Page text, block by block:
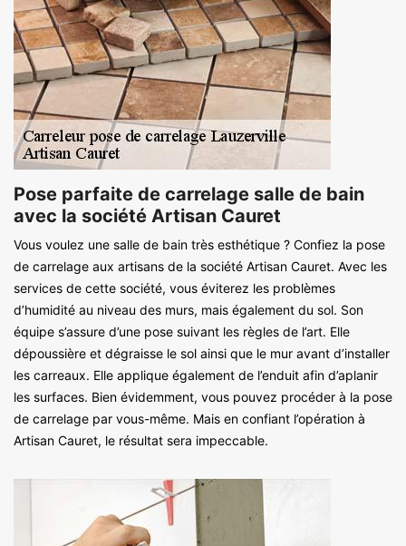
Pose parfaite de carrelage salle de bain
avec la société Artisan Cauret
Vous voulez une salle de bain très esthétique ? Confiez la pose
de carrelage aux artisans de la société Artisan Cauret. Avec les
services de cette société, vous éviterez les problèmes
d’humidité au niveau des murs, mais également du sol. Son
équipe s’assure d’une pose suivant les règles de l’art. Elle
dépoussière et dégraisse le sol ainsi que le mur avant d’installer
les carreaux. Elle applique également de l’enduit afin d’aplanir
les surfaces. Bien évidemment, vous pouvez procéder à la pose
de carrelage par vous-même. Mais en confiant l’opération à
Artisan Cauret, le résultat sera impeccable.